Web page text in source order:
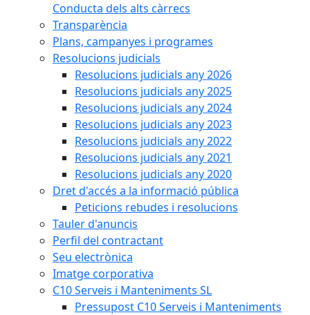
Conducta dels alts càrrecs
Transparència
Plans, campanyes i programes
Resolucions judicials
Resolucions judicials any 2026
Resolucions judicials any 2025
Resolucions judicials any 2024
Resolucions judicials any 2023
Resolucions judicials any 2022
Resolucions judicials any 2021
Resolucions judicials any 2020
Dret d'accés a la informació pública
Peticions rebudes i resolucions
Tauler d'anuncis
Perfil del contractant
Seu electrònica
Imatge corporativa
C10 Serveis i Manteniments SL
Pressupost C10 Serveis i Manteniments